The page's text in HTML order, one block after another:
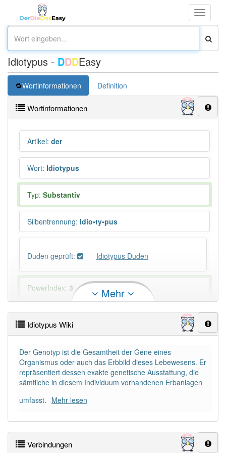
Toggle
Idiotypus - DDDEasy
Wortinformationen Definition
Wortinformationen
Artikel: der
Wort: Idiotypus
Typ: Substantiv
Silbentrennung: Idio•ty•pus
Duden geprüft: Idiotypus Duden
PowerIndex: 3
Häufigkeit: 2 von 10
Wörter mit Endung-idiotypusaber mit einem
anderen Artikelder: 0
Das Wort wird häufig verwendet im Bereich
81% unserer Spielapp-Nutzer haben den Artikel
Mehr
Idiotypus Wiki
Der Genotyp ist die Gesamtheit der Gene eines
Organismus oder auch das Erbbild dieses Lebewesens. Er
repräsentiert dessen exakte genetische Ausstattung, die
sämtliche in diesem Individuum vorhandenen Erbanlagen
umfasst. Mehr lesen
Verbindungen